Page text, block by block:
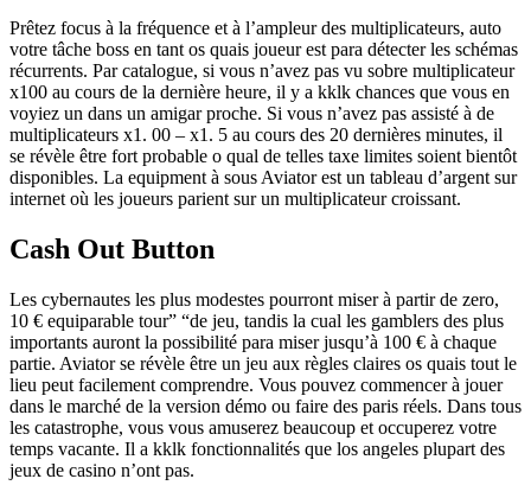
Prêtez focus à la fréquence et à l’ampleur des multiplicateurs, auto
votre tâche boss en tant os quais joueur est para détecter les schémas
récurrents. Par catalogue, si vous n’avez pas vu sobre multiplicateur
x100 au cours de la dernière heure, il y a kklk chances que vous en
voyiez un dans un amigar proche. Si vous n’avez pas assisté à de
multiplicateurs x1. 00 – x1. 5 au cours des 20 dernières minutes, il
se révèle être fort probable o qual de telles taxe limites soient bientôt
disponibles. La equipment à sous Aviator est un tableau d’argent sur
internet où les joueurs parient sur un multiplicateur croissant.
Cash Out Button
Les cybernautes les plus modestes pourront miser à partir de zero,
10 € equiparable tour” “de jeu, tandis la cual les gamblers des plus
importants auront la possibilité para miser jusqu’à 100 € à chaque
partie. Aviator se révèle être un jeu aux règles claires os quais tout le
lieu peut facilement comprendre. Vous pouvez commencer à jouer
dans le marché de la version démo ou faire des paris réels. Dans tous
les catastrophe, vous vous amuserez beaucoup et occuperez votre
temps vacante. Il a kklk fonctionnalités que los angeles plupart des
jeux de casino n’ont pas.